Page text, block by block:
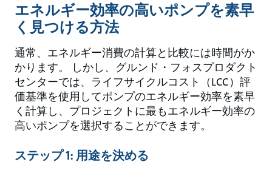
エネルギー効率の高いポンプを素早
く見つける方法
通常、エネルギー消費の計算と比較には時間がか
かります。 しかし、グルンド・フォスプロダクト
センターでは、ライフサイクルコスト（LCC）評
価基準を使用してポンプのエネルギー効率を素早
く計算し、プロジェクトに最もエネルギー効率の
高いポンプを選択することができます。
ステップ 1: 用途を決める